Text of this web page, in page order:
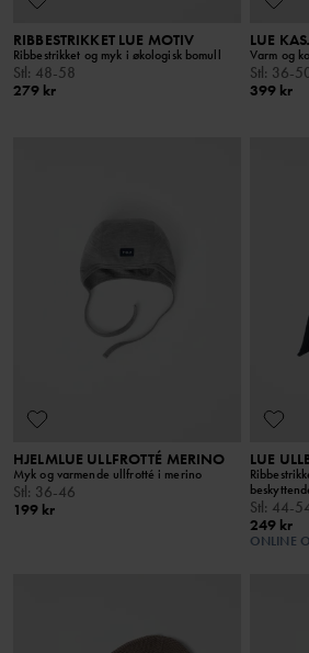
RIBBESTRIKKET LUE MOTIV
Ribbestrikket og myk i økologisk bomull
Stl : 48-58
279 kr
LUE
Varm og
Stl : 36-
399 kr
HJELMLUE ULLFROTTÉ MERINO
Myk og varmende ullfrotté i merino
Stl: 36-46
199 kr
LUE
Stl: 44-
249 kr
ONLINE